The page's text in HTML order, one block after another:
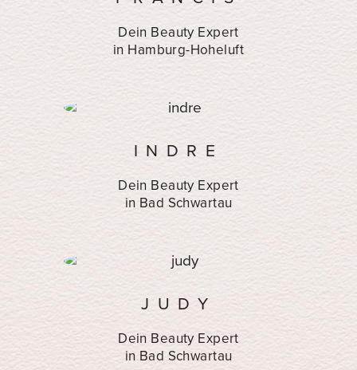
Dein Beauty Expert
in Hamburg-Hoheluft
INDRE
Dein Beauty Expert
in Bad Schwartau
JUDY
Dein Beauty Expert
in Bad Schwartau